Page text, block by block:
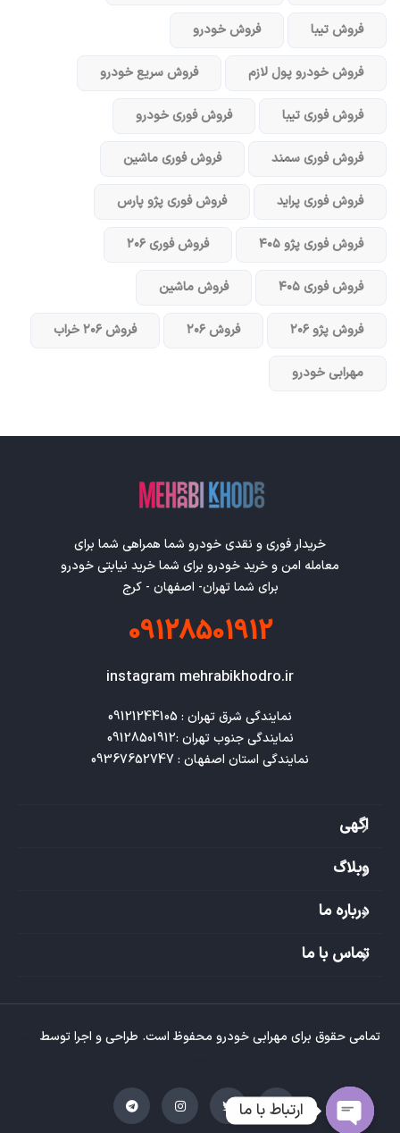
فروش تیبا فروش خودرو
فروش خودرو پول لازم فروش سریع خودرو
فروش فوری تیبا فروش فوری خودرو
فروش فوری سمند فروش فوری ماشین
فروش فوری پراید فروش فوری پژو پارس
فروش فوری پژو ۴۰۵ فروش فوری ۲۰۶
فروش فوری ۴۰۵ فروش ماشین
فروش پژو ۲۰۶ فروش ۲۰۶ فروش ۲۰۶ خراب
مهرابی خودرو
خریدار فوری و نقدی خودرو شما همراهی شما برای
معامله امن و خرید خودرو برای شما خرید نیابتی خودرو
برای شما تهران- اصفهان - کرج
09128501912
instagram mehrabikhodro.ir
نمایندگی استان اصفهان : 09367652747
اگهی
وبلاگ
درباره ما
تماس با ما
تمامی حقوق برای مهرابی خودرو محفوظ است. طراحی و اجرا توسط
ارتباط با ما